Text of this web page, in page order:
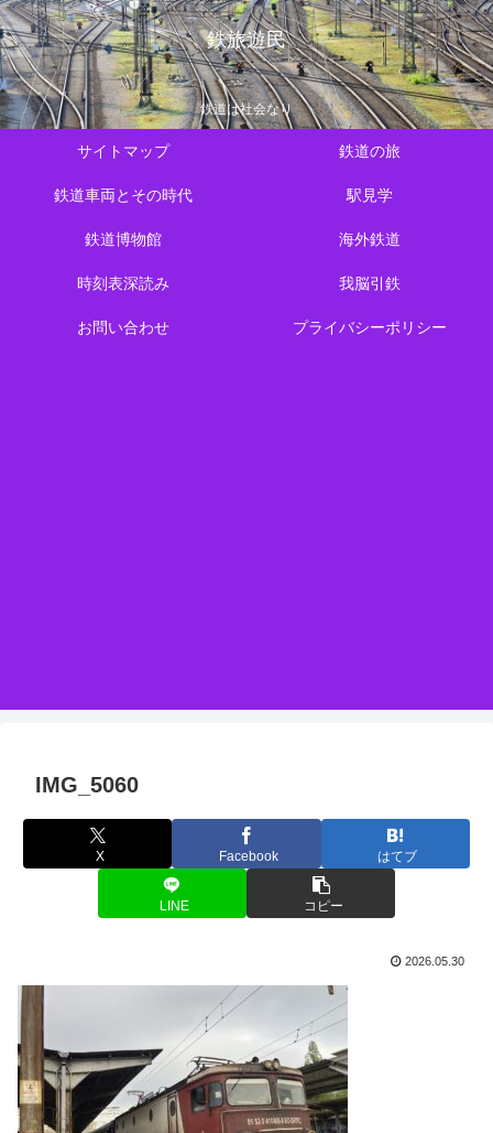
鉄旅遊民
鉄道は社会なり
サイトマップ 鉄道の旅
鉄道車両とその時代 駅見学
鉄道博物館 海外鉄道
時刻表深読み 我脳引鉄
お問い合わせ プライバシーポリシー
IMG_5060
X Facebook はてブ
LINE コピー
2026.05.30